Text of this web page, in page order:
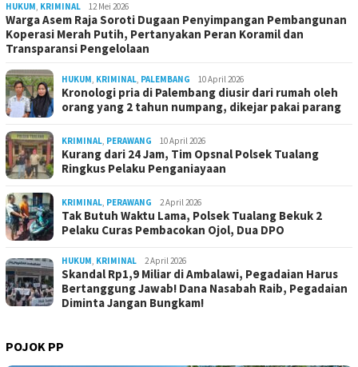
HUKUM, KRIMINAL 12 Mei 2026
Warga Asem Raja Soroti Dugaan Penyimpangan Pembangunan
Koperasi Merah Putih, Pertanyakan Peran Koramil dan
Transparansi Pengelolaan
HUKUM, KRIMINAL, PALEMBANG 10 April 2026
Kronologi pria di Palembang diusir dari rumah oleh
orang yang 2 tahun numpang, dikejar pakai parang
KRIMINAL, PERAWANG 10 April 2026
Kurang dari 24 Jam, Tim Opsnal Polsek Tualang
Ringkus Pelaku Penganiayaan
KRIMINAL, PERAWANG 2 April 2026
Tak Butuh Waktu Lama, Polsek Tualang Bekuk 2
Pelaku Curas Pembacokan Ojol, Dua DPO
HUKUM, KRIMINAL 2 April 2026
Skandal Rp1,9 Miliar di Ambalawi, Pegadaian Harus
Bertanggung Jawab! Dana Nasabah Raib, Pegadaian
Diminta Jangan Bungkam!
POJOK PP